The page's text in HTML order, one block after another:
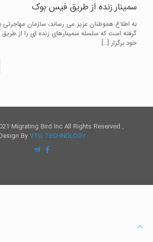
سمینار زنده از طریق فیس بوک
به اطلاع هموطنان عزیز می رساند، سازمان مهاجرتی
گرفته است که سلسله سمینارهای زنده ای را از
خود برگزار […]
Migrating Bird Inc All Rights Reserved ,
Design ByVTG TECHNOLOGY